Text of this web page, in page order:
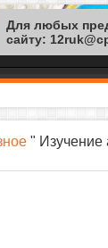
" Изучение
Для любых
сайту: